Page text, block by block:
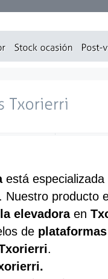
está especializada
Nuestro producto
elevadoraen
de
.
.